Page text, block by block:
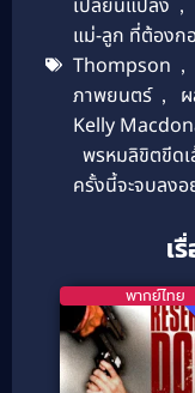
เปลี่ยนแปลง
แม่-ลูก ที่ต้องก
Thompson ,
ภาพยนตร์ ,
Kelly
พรหมลิขิตขีด
ครั้งนี้จะจบลงอ
เ
พากย์ไทย